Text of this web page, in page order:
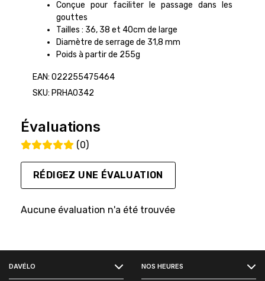
Conçue pour faciliter le passage dans les
gouttes
Tailles : 36, 38 et 40cm de large
Diamètre de serrage de 31,8 mm
Poids à partir de 255g
EAN: 022255475464
SKU: PRHA0342
Évaluations
(0)
RÉDIGEZ UNE ÉVALUATION
Aucune évaluation n'a été trouvée
DAVÉLO NOS HEURES